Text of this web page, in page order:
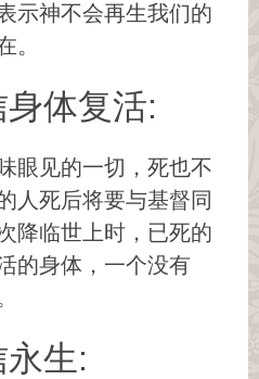
示神不会再生我们的
。
体复活:
眼见的一切，死也不
人死后将要与基督同
降临世上时，已死的
的身体，一个没有
生: